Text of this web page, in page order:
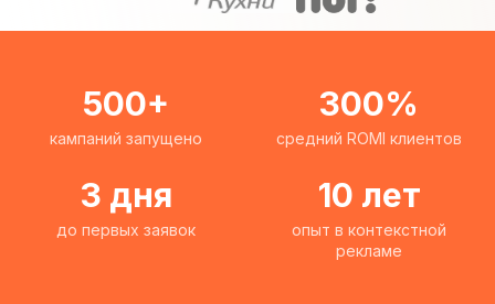
500+
кампаний запущено
300%
средний ROMI клиентов
3 дня
до первых заявок
10 лет
опыт в контекстной
рекламе